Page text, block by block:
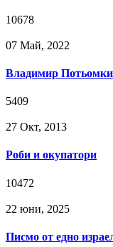
10678
07 Май, 2022
Владимир
5409
27 Окт, 2013
Роби и окупатори
10472
22 юни, 2025
Писмо от едно